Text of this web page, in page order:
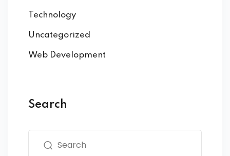
Technology
Uncategorized
Web Development
Search